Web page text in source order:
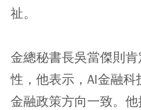
祉。
金總秘書長吳當傑則
性，他表示，AI金融
金融政策方向一致。